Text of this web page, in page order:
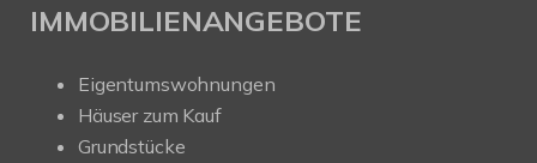
IMMOBILIENANGEBOTE
Eigentumswohnungen
Häuser zum Kauf
Grundstücke